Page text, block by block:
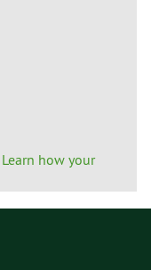
Learn how your